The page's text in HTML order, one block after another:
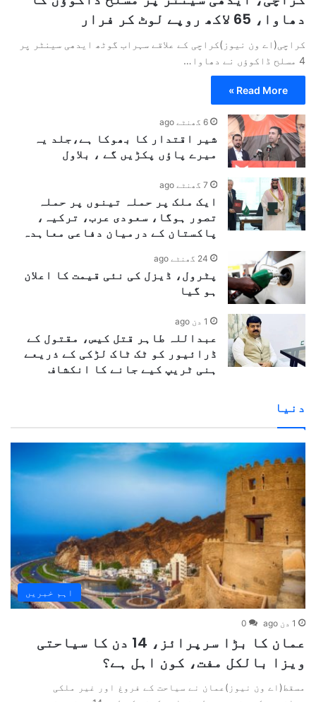
دھاوا، 65 لاکھ روپے لوٹ کر فرار
کراچی(اے ون نیوز)کراچی کے علاقے سہراب گوٹھ ایدھی سینٹر پر
4 مسلح ڈاکوؤں نے دھاوا…
Read More »
6 گھنٹے ago
شیر اقتدار کا بھوکا ہے،جلد یہ
میرے پاؤں پکڑیں گے ، بلاول
7 گھنٹے ago
ایک ملک پر حملہ تینوں پر حملہ
تصور ہوگا، سعودی عرب، ترکیہ،
پاکستان کے درمیان دفاعی معاہدہ
24 گھنٹے ago
پٹرول، ڈیزل کی نئی قیمت کا اعلان
ہو گیا
1 دن ago
عبداللہ طاہر قتل کیس، مقتول کے
ڈرائیور کو ٹک ٹاک لڑکی کے ذریعے
ہنی ٹریپ کیے جانے کا انکشاف
دنیا
اہم خبریں
1 دن ago 0
عمان کا بڑا سرپرائز، 14 دن کا سیاحتی
ویزا بالکل مفت، کون اہل ہے؟
مسقط(اے ون نیوز)عمان نے سیاحت کے فروغ اور غیر ملکی